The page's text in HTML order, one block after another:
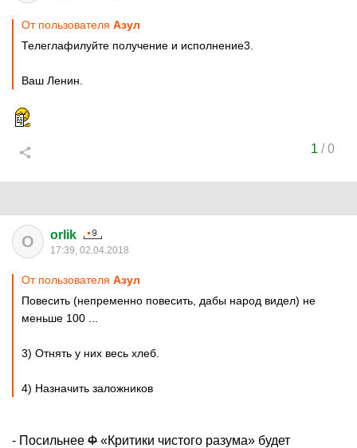
От пользователя Азул
Телеглафилуйте получение и исполнение3.
Ваш Ленин.
1 /0
O orlik
17:39, 02.04.2018
От пользователя Азул
Повесить (непременно повесить, дабы народ видел) не
меньше 100 ...
3) Отнять у них весь хлеб.
4) Назначить заложников
- Посильнее Ф «Критики чистого разума» будет